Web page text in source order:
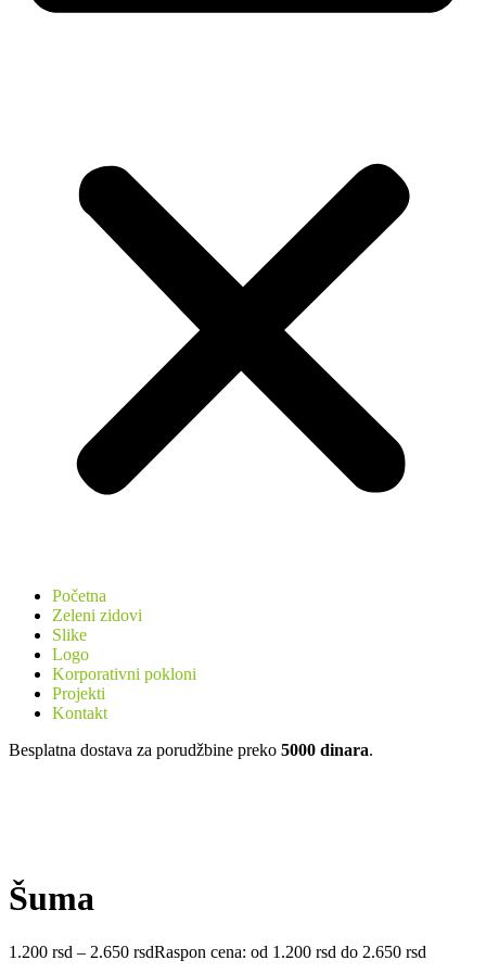
Početna
Zeleni zidovi
Slike
Logo
Korporativni pokloni
Projekti
Kontakt
Besplatna dostava za porudžbine preko 5000 dinara.
Šuma
1.200 rsd – 2.650 rsdRaspon cena: od 1.200 rsd do 2.650 rsd